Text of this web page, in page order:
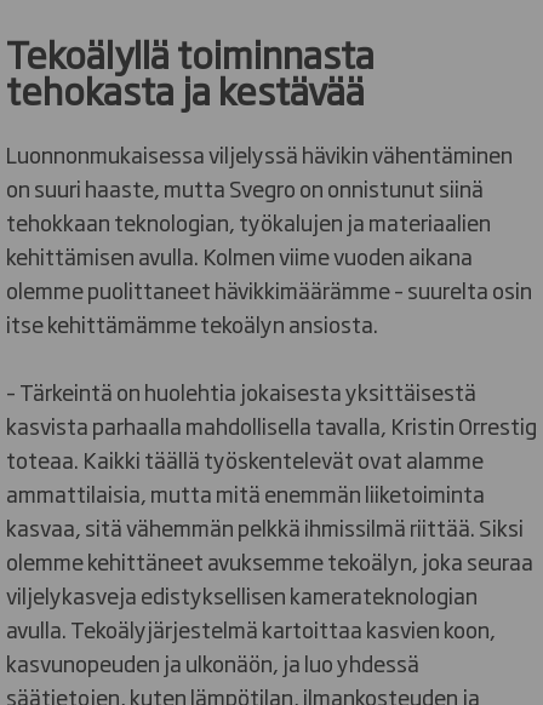
Tekoälyllä toiminnasta
tehokasta ja kestävää
Luonnonmukaisessa viljelyssä hävikin vähentäminen
on suuri haaste, mutta Svegro on onnistunut siinä
tehokkaan teknologian, työkalujen ja materiaalien
kehittämisen avulla. Kolmen viime vuoden aikana
olemme puolittaneet hävikkimäärämme – suurelta osin
itse kehittämämme tekoälyn ansiosta.
– Tärkeintä on huolehtia jokaisesta yksittäisestä
kasvista parhaalla mahdollisella tavalla, Kristin Orrestig
toteaa. Kaikki täällä työskentelevät ovat alamme
ammattilaisia, mutta mitä enemmän liiketoiminta
kasvaa, sitä vähemmän pelkkä ihmissilmä riittää. Siksi
olemme kehittäneet avuksemme tekoälyn, joka seuraa
viljelykasveja edistyksellisen kamerateknologian
avulla. Tekoälyjärjestelmä kartoittaa kasvien koon,
kasvunopeuden ja ulkonäön, ja luo yhdessä
säätietojen, kuten lämpötilan, ilmankosteuden ja